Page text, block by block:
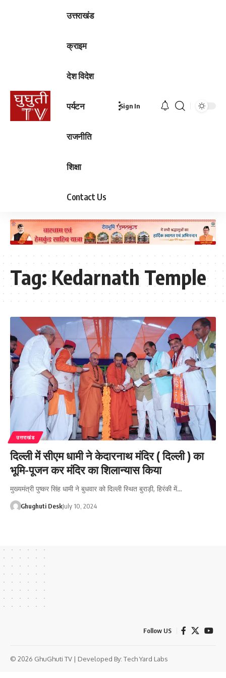
उत्तराखंड
क्राइम
देश विदेश
पर्यटन
राजनीति
शिक्षा
Contact Us
Sign In
Tag:Kedarnath Temple
उत्तराखंड
दिल्ली में सीएम धामी ने केदारनाथ मंदिर ( दिल्ली ) का
भूमि-पूजन कर मंदिर का शिलान्यास किया
मुख्यमंत्री पुष्कर सिंह धामी ने बुधवार को दिल्ली स्थित बुराड़ी, हिरंकी में…
Ghughuti DeskJuly 10, 2024
Follow US
© 2026 GhuGhuti TV | Developed By: Tech Yard Labs